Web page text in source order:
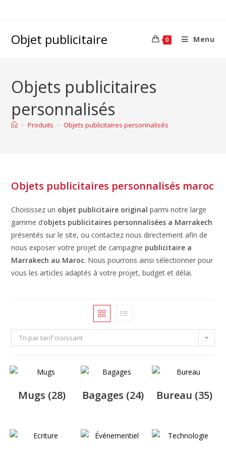
Objet publicitaire 0 Menu
Objets publicitaires
personnalisés
> Produits > Objets publicitaires personnalisés
Objets publicitaires personnalisés maroc
Choisissez un objet publicitaire original parmi notre large
gamme d’objets publicitaires personnalisées a Marrakech
présentés sur le site, ou contactez nous directement afin de
nous exposer votre projet de campagne publicitaire a
Marrakech au Maroc. Nous pourrons ainsi sélectionner pour
vous les articles adaptés à votre projet, budget et délai.
Tri par tarif croissant
Mugs (28) Bagages (24) Bureau (35)